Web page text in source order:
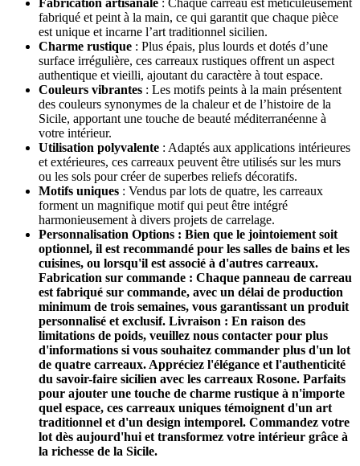
Fabrication artisanale : Chaque carreau est méticuleusement
fabriqué et peint à la main, ce qui garantit que chaque pièce
est unique et incarne l’art traditionnel sicilien.
Charme rustique : Plus épais, plus lourds et dotés d’une
surface irrégulière, ces carreaux rustiques offrent un aspect
authentique et vieilli, ajoutant du caractère à tout espace.
Couleurs vibrantes : Les motifs peints à la main présentent
des couleurs synonymes de la chaleur et de l’histoire de la
Sicile, apportant une touche de beauté méditerranéenne à
votre intérieur.
Utilisation polyvalente : Adaptés aux applications intérieures
et extérieures, ces carreaux peuvent être utilisés sur les murs
ou les sols pour créer de superbes reliefs décoratifs.
Motifs uniques : Vendus par lots de quatre, les carreaux
forment un magnifique motif qui peut être intégré
harmonieusement à divers projets de carrelage.
Personnalisation Options : Bien que le jointoiement soit
optionnel, il est recommandé pour les salles de bains et les
cuisines, ou lorsqu'il est associé à d'autres carreaux.
Fabrication sur commande : Chaque panneau de carreau
est fabriqué sur commande, avec un délai de production
minimum de trois semaines, vous garantissant un produit
personnalisé et exclusif. Livraison : En raison des
limitations de poids, veuillez nous contacter pour plus
d'informations si vous souhaitez commander plus d'un lot
de quatre carreaux. Appréciez l'élégance et l'authenticité
du savoir-faire sicilien avec les carreaux Rosone. Parfaits
pour ajouter une touche de charme rustique à n'importe
quel espace, ces carreaux uniques témoignent d'un art
traditionnel et d'un design intemporel. Commandez votre
lot dès aujourd'hui et transformez votre intérieur grâce à
la richesse de la Sicile.